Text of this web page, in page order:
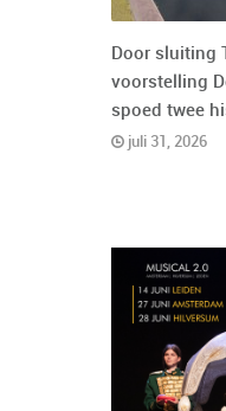
Door sluiting
voorstelling
spoed twee
juli 31, 2026